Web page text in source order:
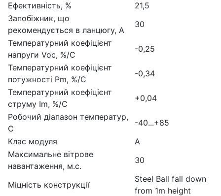
Ефективність, %
21,5
Запобіжник, що
рекомендується в ланцюгу, А
30
Температурний коефіцієнт
напруги Voc, %/С
-0,25
Температурний коефіцієнт
потужності Pm, %/С
-0,34
Температурний коефіцієнт
струму Im, %/С
+0,04
Робочий діапазон температур,
С
-40...+85
Клас модуля
А
Максимальне вітрове
навантаження, м.с.
30
Міцність конструкції
Steel Ball fall down
from 1m height